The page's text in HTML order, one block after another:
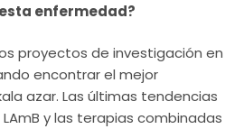
enfermedad?
proyectos de investigación en
encontrar el mejor
azar. Las últimas tendencias
y las terapias combinadas